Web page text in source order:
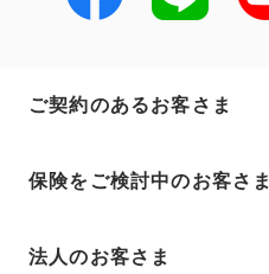
ご契約のあるお客さま
保険をご検討中のお客さま
法人のお客さま